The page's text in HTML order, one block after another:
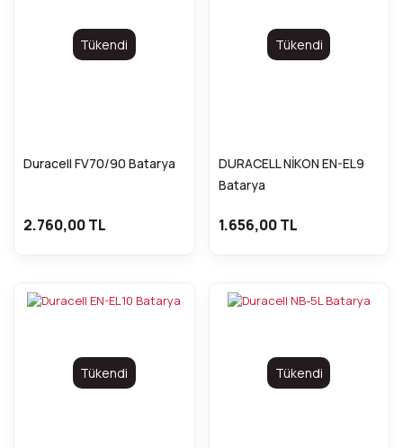
Tükendi
Duracell FV70/90 Batarya
2.760,00 TL
Tükendi
DURACELL NİKON EN-EL9
Batarya
1.656,00 TL
Tükendi Tükendi